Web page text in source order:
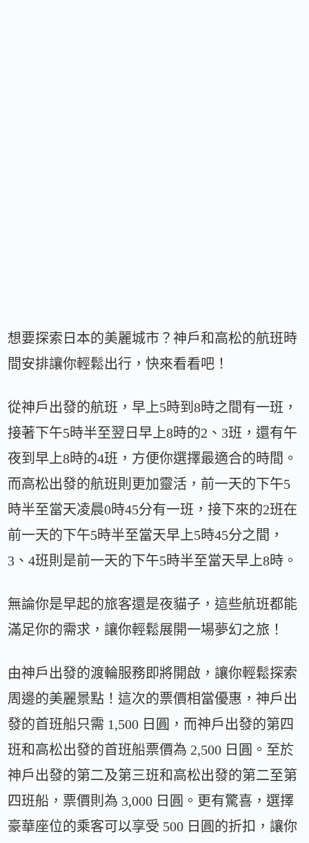
想要探索日本的美麗城市？神戶和高松的航班時
間安排讓你輕鬆出行，快來看看吧！
從神戶出發的航班，早上5時到8時之間有一班，
接著下午5時半至翌日早上8時的2、3班，還有午
夜到早上8時的4班，方便你選擇最適合的時間。
而高松出發的航班則更加靈活，前一天的下午5
時半至當天凌晨0時45分有一班，接下來的2班在
前一天的下午5時半至當天早上5時45分之間，
3、4班則是前一天的下午5時半至當天早上8時。
無論你是早起的旅客還是夜貓子，這些航班都能
滿足你的需求，讓你輕鬆展開一場夢幻之旅！
由神戶出發的渡輪服務即將開啟，讓你輕鬆探索
周邊的美麗景點！這次的票價相當優惠，神戶出
發的首班船只需 1,500 日圓，而神戶出發的第四
班和高松出發的首班船票價為 2,500 日圓。至於
神戶出發的第二及第三班和高松出發的第二至第
四班船，票價則為 3,000 日圓。更有驚喜，選擇
豪華座位的乘客可以享受 500 日圓的折扣，讓你